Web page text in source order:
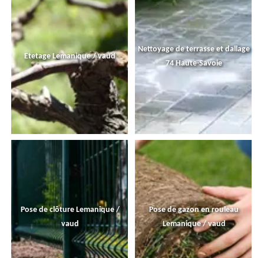
Etetage Lemanique / vaud
Nettoyage de terrasse et dallage
74 Haute-Savoie
Pose de clôture Lemanique /
vaud
Pose de gazon en rouleau
Lemanique / vaud